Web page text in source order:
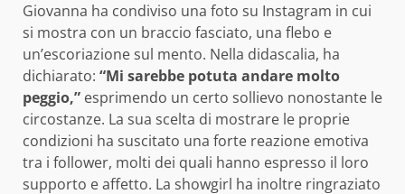
Giovanna ha condiviso una foto su Instagram in cui
si mostra con un braccio fasciato, una flebo e
un’escoriazione sul mento. Nella didascalia, ha
dichiarato: “Mi sarebbe potuta andare molto
peggio,” esprimendo un certo sollievo nonostante le
circostanze. La sua scelta di mostrare le proprie
condizioni ha suscitato una forte reazione emotiva
tra i follower, molti dei quali hanno espresso il loro
supporto e affetto. La showgirl ha inoltre ringraziato